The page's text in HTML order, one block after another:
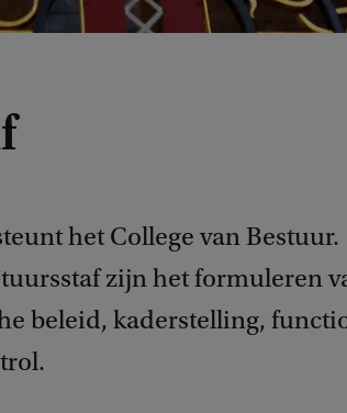
het College van Bestuur.
zijn het formuleren
beleid, kaderstelling,